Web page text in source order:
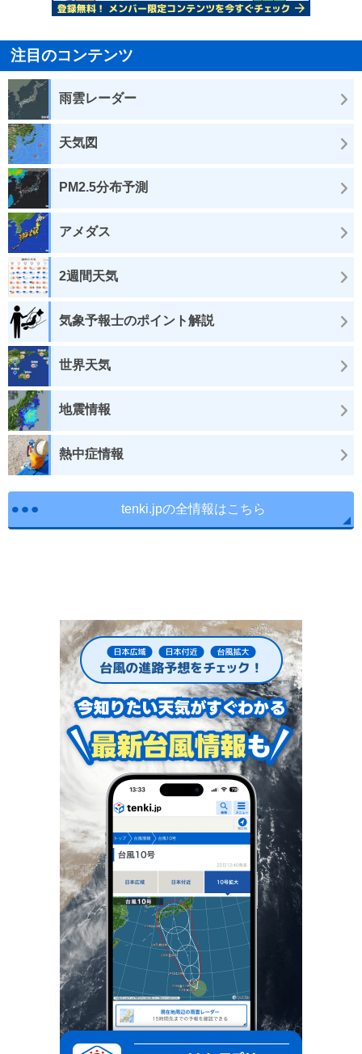
注目のコンテンツ
雨雲レーダー
天気図
PM2.5分布予測
アメダス
2週間天気
気象予報士のポイント解説
世界天気
地震情報
熱中症情報
tenki.jpの全情報はこちら